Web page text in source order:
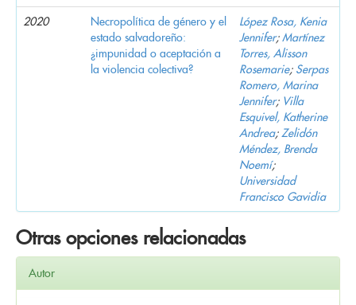
2020
Necropolítica de género y el
estado salvadoreño:
¿impunidad o aceptación a
la violencia colectiva?
López Rosa, Kenia
Jennifer;Martínez
Torres, Alisson
Rosemarie; Serpas
Romero, Marina
Jennifer; Villa
Esquivel, Katherine
Andrea; Zelidón
Méndez, Brenda
Noemí;
Universidad
Francisco Gavidia
Otras opciones relacionadas
Autor